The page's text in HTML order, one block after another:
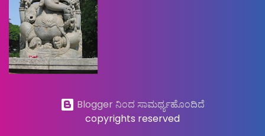
Blogger ನಿಂದ ಸಾಮರ್ಥ್ಯಹೊಂದಿದೆ
copyrights reserved